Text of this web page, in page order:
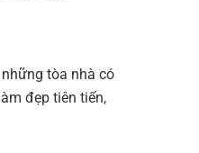
tòa nhà có
đẹp tiên tiến,